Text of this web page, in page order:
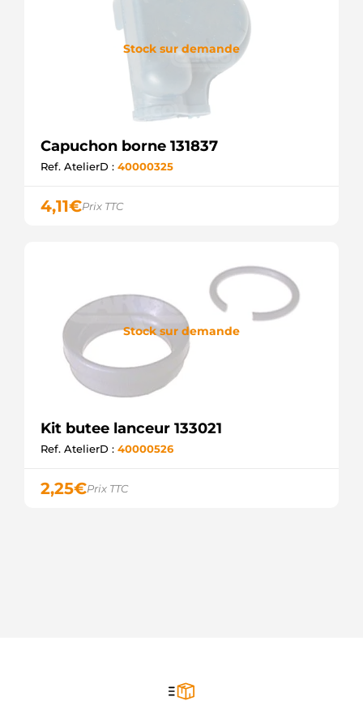
Stock sur demande
Capuchon borne 131837
Ref. AtelierD : 40000325
4,11€Prix TTC
Stock sur demande
Kit butee lanceur 133021
Ref. AtelierD : 40000526
2,25€Prix TTC